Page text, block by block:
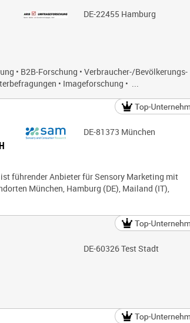
DE-22455 Hamburg
• B2B-Forschung • Verbraucher-/Bevölkerungs-
• Imageforschung • ...
DE-81373 München
führender Anbieter für Sensory Marketing mit
München, Hamburg (DE), Mailand (IT),
DE-60326 Test Stadt